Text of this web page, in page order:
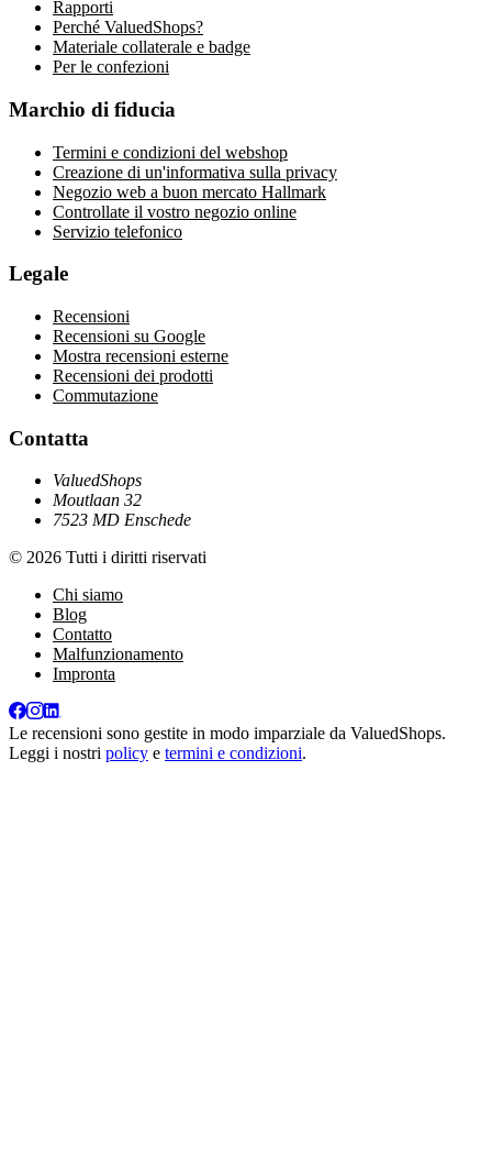
Rapporti
Perché ValuedShops?
Materiale collaterale e badge
Per le confezioni
Marchio di fiducia
Termini e condizioni del webshop
Creazione di un'informativa sulla privacy
Negozio web a buon mercato Hallmark
Controllate il vostro negozio online
Servizio telefonico
Legale
Recensioni
Recensioni su Google
Mostra recensioni esterne
Recensioni dei prodotti
Commutazione
Contatta
ValuedShops
Moutlaan 32
7523 MD Enschede
© 2026 Tutti i diritti riservati
Chi siamo
Blog
Contatto
Malfunzionamento
Impronta
Le recensioni sono gestite in modo imparziale da ValuedShops.
Leggi i nostri policy e termini e condizioni.